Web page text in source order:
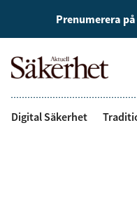
Prenumerera
Digital Säkerhet